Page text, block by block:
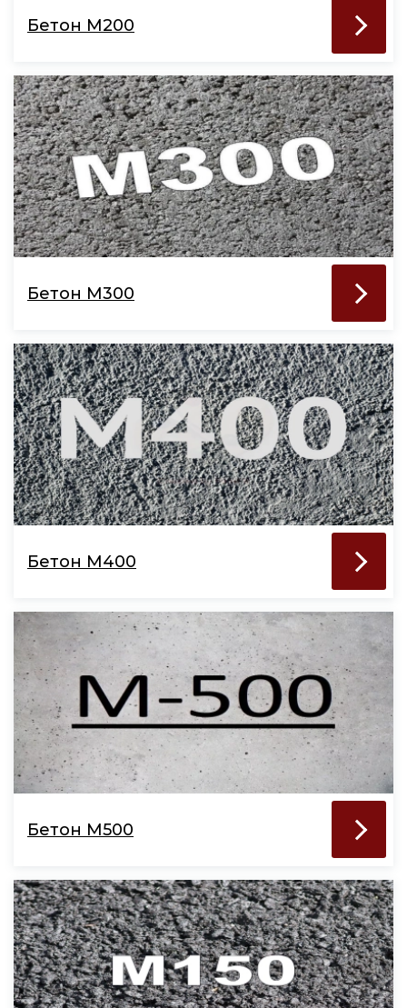
Бетон М200
Бетон М300
Бетон М400
Бетон М500